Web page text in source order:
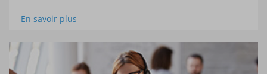
En savoir plus